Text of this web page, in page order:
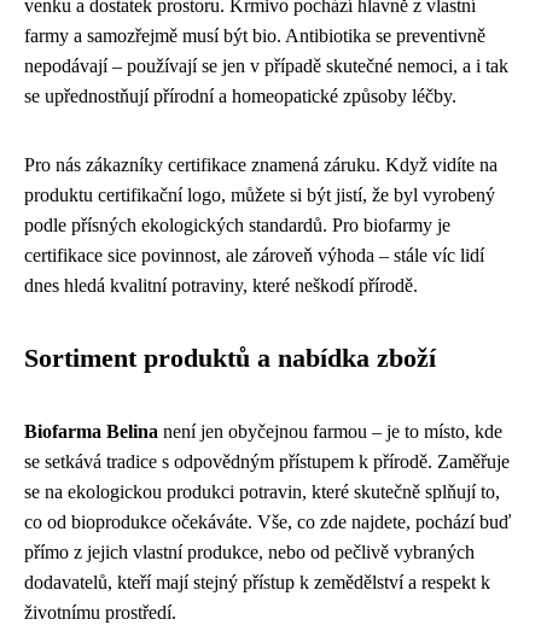
venku a dostatek prostoru. Krmivo pochází hlavně z vlastní
farmy a samozřejmě musí být bio. Antibiotika se preventivně
nepodávají – používají se jen v případě skutečné nemoci, a i tak
se upřednostňují přírodní a homeopatické způsoby léčby.
Pro nás zákazníky certifikace znamená záruku. Když vidíte na
produktu certifikační logo, můžete si být jistí, že byl vyrobený
podle přísných ekologických standardů. Pro biofarmy je
certifikace sice povinnost, ale zároveň výhoda – stále víc lidí
dnes hledá kvalitní potraviny, které neškodí přírodě.
Sortiment produktů a nabídka zboží
Biofarma Belina není jen obyčejnou farmou – je to místo, kde
se setkává tradice s odpovědným přístupem k přírodě. Zaměřuje
se na ekologickou produkci potravin, které skutečně splňují to,
co od bioprodukce očekáváte. Vše, co zde najdete, pochází buď
přímo z jejich vlastní produkce, nebo od pečlivě vybraných
dodavatelů, kteří mají stejný přístup k zemědělství a respekt k
životnímu prostředí.